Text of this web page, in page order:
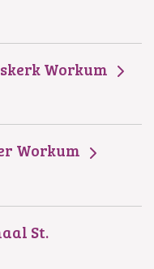
Workum
Workum
St.